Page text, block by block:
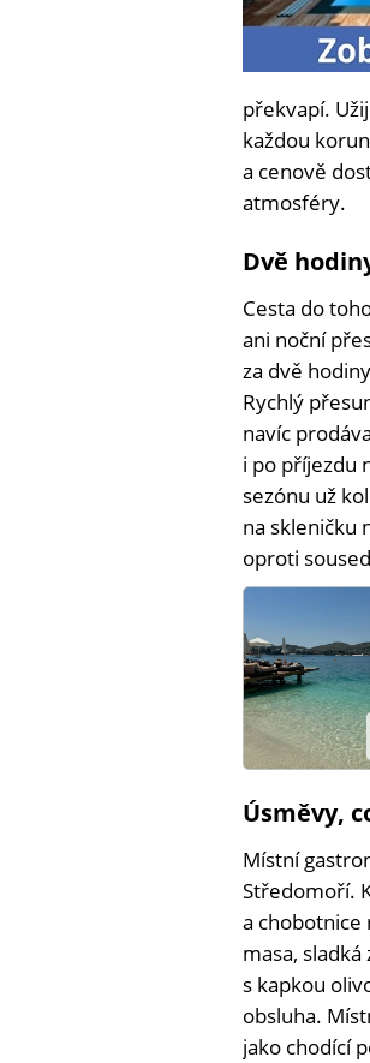
překvapí.
každou
a cenově
atmosféry.
Dvě
Cesta do
ani noční
za dvě
Rychlý
navíc
i po příjezdu
sezónu už
na skleničku
oproti
Úsměvy,
Místní
Středomoří.
a chobotnice
masa,
s kapkou
obsluha.
jako chodící